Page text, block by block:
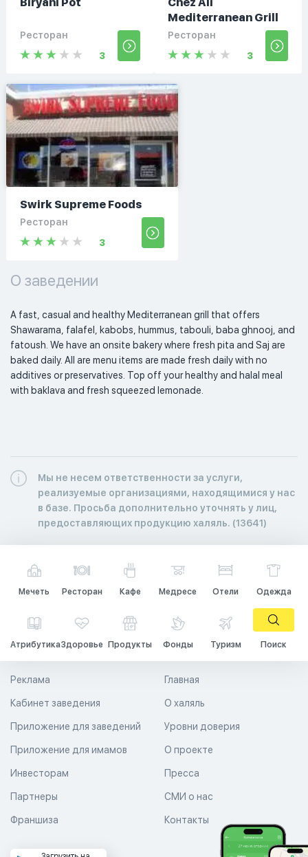
Ресторан
3
Mediterranean Grill
Ресторан
3
Swirk Supreme Foods
Ресторан
3
О заведении
A fast, casual and healthy Mediterranean grill that offers
Shawarama, falafel, kabobs, hummus, tabouli, baba ghnooj, and
fatoush. We have an onsite bakery where fresh pita and Saj are
baked daily. All are menu items are made fresh daily with no
additives or preservatives. Top off your healthy and halal meal
with baklava and fresh squeezed lemonade.
Мы не несем ответственности за услуги,
реализуемые организациями, находящимися у нас
в базе. Просьба дополнительно уточнять у лиц,
предоставляющих продукцию халяль. (13641)
Мечеть Ресторан Кафе Медресе Отели Одежда
АтрибутикаЗдоровье Продукты Фонды Туризм Поиск
Главная
О халяль
Уровни доверия
Реклама
Кабинет заведения
Приложение для заведений
Приложение для имамов О проекте
Пресса
СМИ о нас
Контакты
Инвесторам
Партнеры
Франшиза